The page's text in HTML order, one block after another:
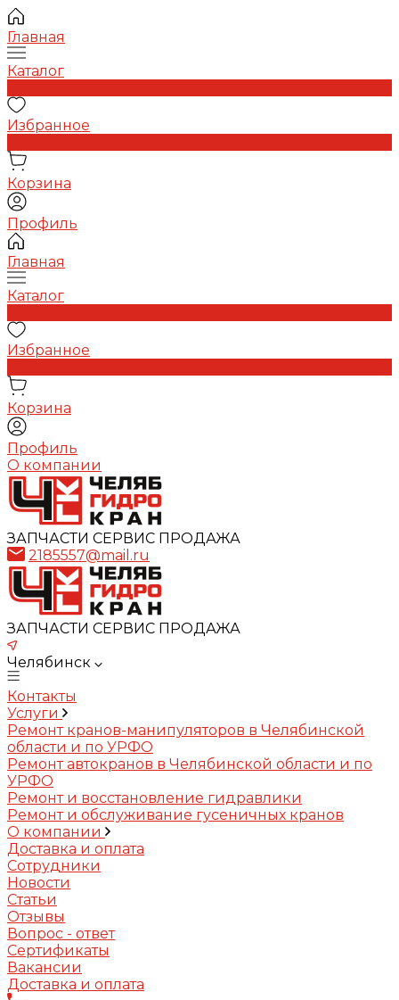
Главная
Каталог
Избранное
Корзина
Профиль
Главная
Каталог
Избранное
Корзина
Профиль
О компании
ЗАПЧАСТИ СЕРВИС ПРОДАЖА
2185557@mail.ru
ЗАПЧАСТИ СЕРВИС ПРОДАЖА
Челябинск
Контакты
Услуги
Ремонт кранов-манипуляторов в Челябинской
области и по УРФО
Ремонт автокранов в Челябинской области и по
УРФО
Ремонт и восстановление гидравлики
Ремонт и обслуживание гусеничных кранов
О компании
Доставка и оплата
Сотрудники
Новости
Статьи
Отзывы
Вопрос - ответ
Сертификаты
Вакансии
Доставка и оплата